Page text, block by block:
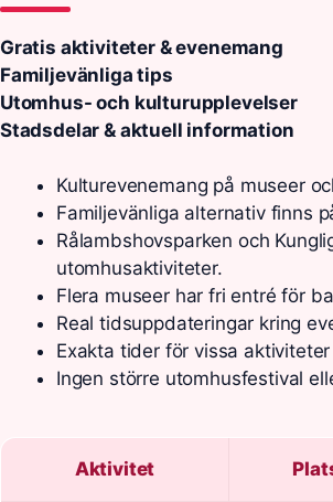
Gratis aktiviteter & evenemang
Familjevänliga tips
Utomhus- och kulturupplevelser
Stadsdelar & aktuell information
Kulturevenemang på museer
Familjevänliga alternativ finns
Rålambshovsparken och
utomhusaktiviteter.
Flera museer har fri entré för
Real tidsuppdateringar kring
Exakta tider för vissa
Ingen större utomhusfestival
Aktivitet